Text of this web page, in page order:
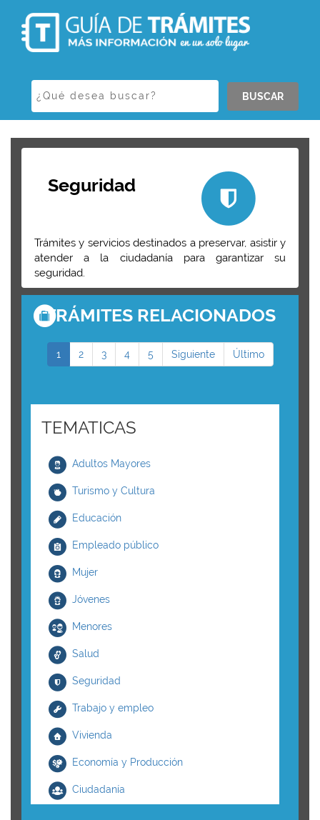
BUSCAR
Seguridad
Trámites y servicios destinados a preservar, asistir y
atender a la ciudadanía para garantizar su
seguridad.
TRÁMITES RELACIONADOS
1 2 3 4 5 Siguiente Último
TEMATICAS
Adultos Mayores
Turismo y Cultura
Educación
Empleado público
Mujer
Jóvenes
Menores
Salud
Seguridad
Trabajo y empleo
Vivienda
Economía y Producción
Ciudadanía